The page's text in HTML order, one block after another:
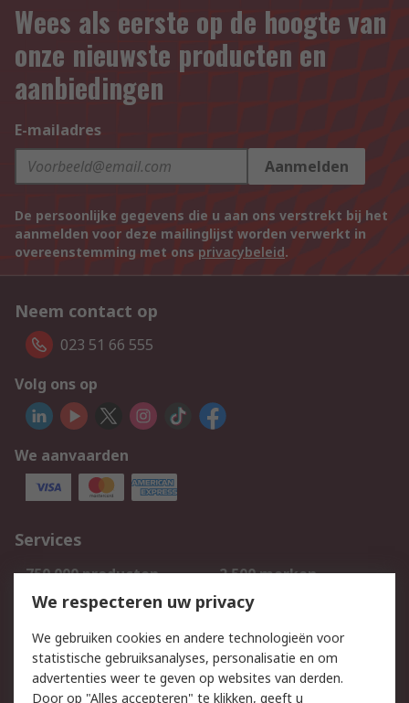
Wees als eerste op de hoogte van
onze nieuwste producten en
aanbiedingen
E-mailadres
Aanmelden
De persoonlijke gegevens die u aan ons verstrekt bij het
aanmelden voor deze mailinglijst worden verwerkt in
overeenstemming met ons privacybeleid.
Neem contact op
023 51 66 555
Volg ons op
We aanvaarden
Services
750.000 producten
2.500 merken
Bestellen
Inkoopoplossingen
Track & Trace
Wettelijk
We respecteren uw privacy
We gebruiken cookies en andere technologieën voor
statistische gebruiksanalyses, personalisatie en om
advertenties weer te geven op websites van derden.
Door op "Alles accepteren" te klikken, geeft u